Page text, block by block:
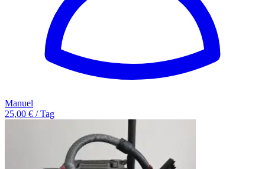
Manuel
25,00 € / Tag